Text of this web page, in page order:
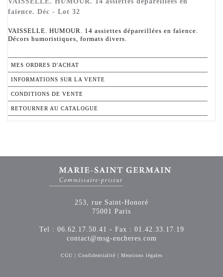
faïence. Déc - Lot 32
VAISSELLE. HUMOUR. 14 assiettes dépareillées en faïence.
Décors humoristiques, formats divers.
MES ORDRES D'ACHAT
INFORMATIONS SUR LA VENTE
CONDITIONS DE VENTE
RETOURNER AU CATALOGUE
253, rue Saint-Honoré
75001 Paris
Tel : 06.62.17.50.41 - Fax : 01.42.33.17.19
contact@msg-encheres.com
CGU | Confidentialité | Mentions légales